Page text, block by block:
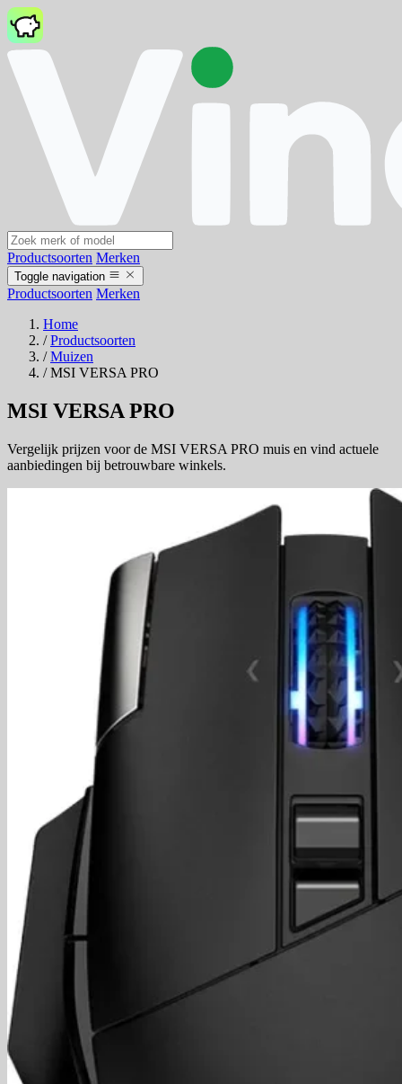
Productsoorten Merken
Toggle navigation
Productsoorten Merken
Home
/ Productsoorten
/ Muizen
/ MSI VERSA PRO
MSI VERSA PRO
Vergelijk prijzen voor de MSI VERSA PRO muis en vind actuele
aanbiedingen bij betrouwbare winkels.